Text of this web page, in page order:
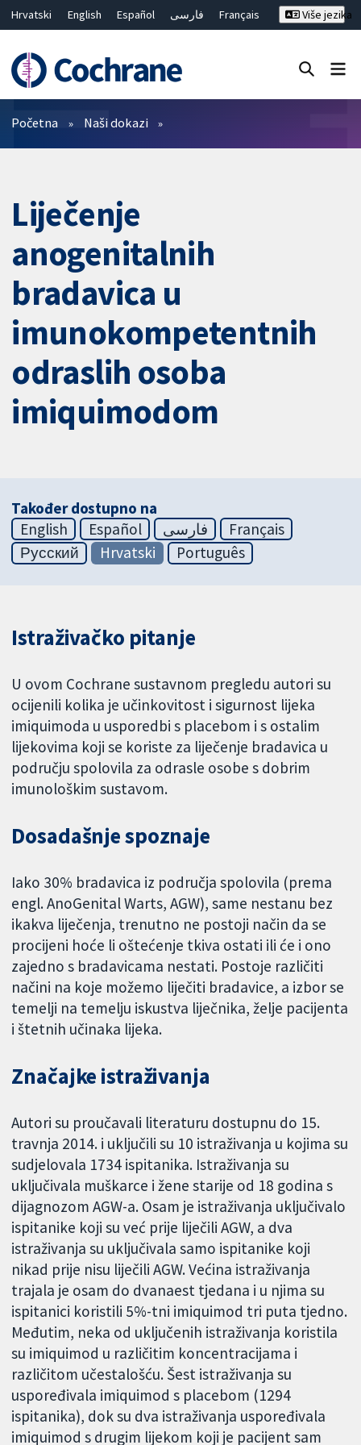
Hrvatski English Español فارسی
Français
繁體中文
简体中文
Više jezika
Prečistači
Početna Naši dokazi
Liječenje
anogenitalnih
bradavica u
imunokompetentnih
odraslih osoba
imiquimodom
Također dostupno na
English
Español فارسی
Français
Русский
Hrvatski Português
Istraživačko pitanje
U ovom Cochrane sustavnom pregledu autori su
ocijenili kolika je učinkovitost i sigurnost lijeka
imiquimoda u usporedbi s placebom i s ostalim
lijekovima koji se koriste za liječenje bradavica u
području spolovila za odrasle osobe s dobrim
imunološkim sustavom.
Dosadašnje spoznaje
Iako 30% bradavica iz područja spolovila (prema
engl. AnoGenital Warts, AGW), same nestanu bez
ikakva liječenja, trenutno ne postoji način da se
procijeni hoće li oštećenje tkiva ostati ili će i ono
zajedno s bradavicama nestati. Postoje različiti
načini na koje možemo liječiti bradavice, a izbor se
temelji na temelju iskustva liječnika, želje pacijenta
i štetnih učinaka lijeka.
Značajke istraživanja
Autori su proučavali literaturu dostupnu do 15.
travnja 2014. i uključili su 10 istraživanja u kojima su
sudjelovala 1734 ispitanika. Istraživanja su
uključivala muškarce i žene starije od 18 godina s
dijagnozom AGW-a. Osam je istraživanja uključivalo
ispitanike koji su već prije liječili AGW, a dva
istraživanja su uključivala samo ispitanike koji
nikad prije nisu liječili AGW. Većina istraživanja
trajala je osam do dvanaest tjedana i u njima su
ispitanici koristili 5%-tni imiquimod tri puta tjedno.
Međutim, neka od uključenih istraživanja koristila
su imiquimod u različitim koncentracijama i
različitom učestalošću. Šest istraživanja su
uspoređivala imiquimod s placebom (1294
ispitanika), dok su dva istraživanja uspoređivala
imiquimod s drugim lijekom koji je pacijent sam